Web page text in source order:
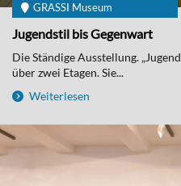
GRASSI Museum
Jugendstil bis Gegenwart
Die Ständige Ausstellung.
über zwei Etagen. Sie...
Weiterlesen